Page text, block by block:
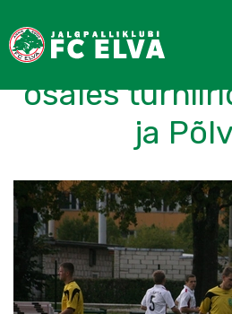
FC Elva
osales
ja